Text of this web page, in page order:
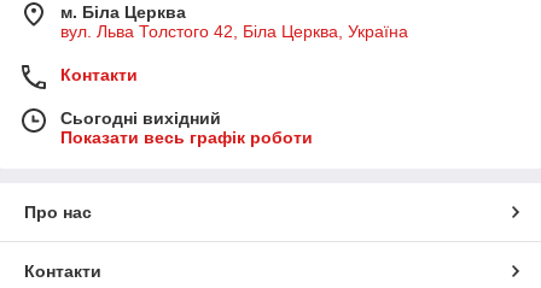
м. Біла Церква
вул. Льва Толстого 42, Біла Церква, Україна
Контакти
Сьогодні вихідний
Показати весь графік роботи
Про нас
Контакти